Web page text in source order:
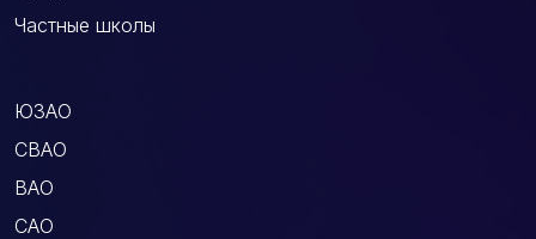
Частные школы
ЮЗАО
СВАО
ВАО
САО